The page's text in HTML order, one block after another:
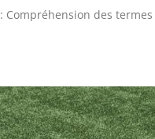
Compréhension des